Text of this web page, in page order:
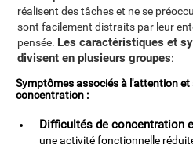
réalisent des tâches et ne se
sont facilement distraits par leur
pensée. Les caractéristiques et
divisent en plusieurs groupes:
Symptômes associés à l'attention et
concentration :
Difficultés de concentration
une activité fonctionnelle